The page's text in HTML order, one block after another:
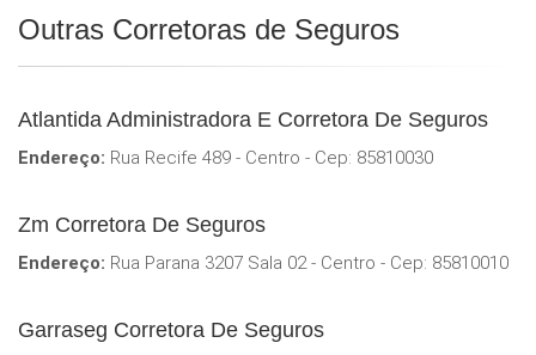
Outras Corretoras de Seguros
Atlantida Administradora E Corretora De Seguros
Endereço: Rua Recife 489 - Centro - Cep: 85810030
Zm Corretora De Seguros
Endereço: Rua Parana 3207 Sala 02 - Centro - Cep: 85810010
Garraseg Corretora De Seguros